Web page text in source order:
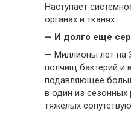
Наступает
органах и тканях.
— И долго еще
— Миллионы лет на
полчищ бактерий и
подавляющее
в один из сезонных
тяжелых